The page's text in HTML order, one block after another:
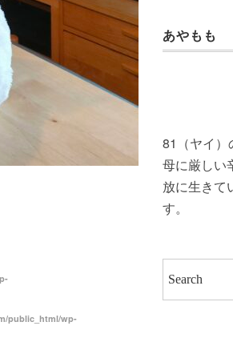
public_html/wp-
あやもも
81（ヤイ）
母に厳しい
放に生きて
す。